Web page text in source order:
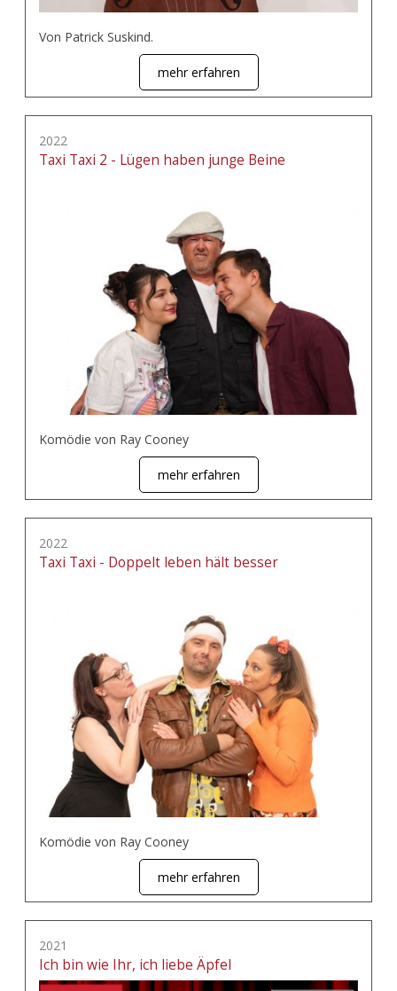
Von Patrick Suskind.
mehr erfahren
2022
Taxi Taxi 2 - Lügen haben junge Beine
Komödie von Ray Cooney
mehr erfahren
2022
Taxi Taxi - Doppelt leben hält besser
Komödie von Ray Cooney
mehr erfahren
2021
Ich bin wie Ihr, ich liebe Äpfel